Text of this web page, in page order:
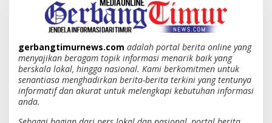
gerbangtimurnews.com adalah portal berita online yang
menyajikan beragam topik informasi menarik baik yang
berskala lokal, hingga nasional. Kami berkomitmen untuk
senantiasa menghadirkan berita-berita terkini yang tentunya
informatif dan akurat untuk melengkapi kebutuhan informasi
anda.